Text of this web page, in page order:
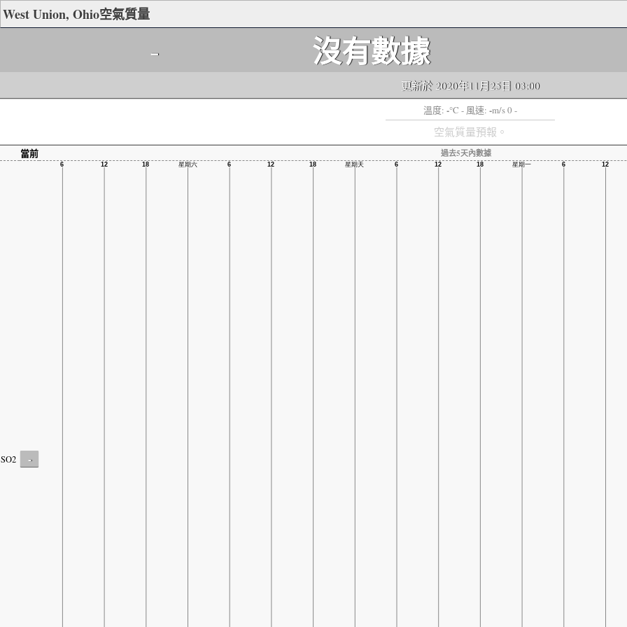
West Union, Ohio空氣質量
- 沒有數據
更新於 2020年11月25日 03:00
溫度: -°C - 風速: -m/s 0 -
空氣質量預報。
當前 過去5天內數據
SO2 -